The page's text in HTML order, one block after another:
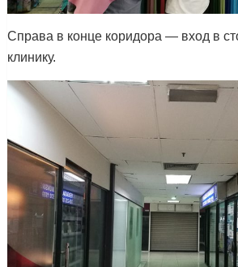
Справа в конце коридора — вход в
клинику.